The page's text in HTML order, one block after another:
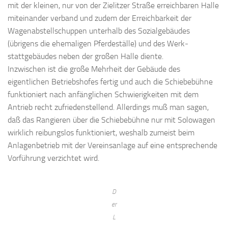
mit der kleinen, nur von der Zielitzer Straße erreichbaren Halle
mit­einander verband und zu­dem der Erreich­barkeit der
Wagen­abstell­schuppen unterhalb des Sozial­gebäudes
(übrigens die ehe­maligen Pferde­ställe) und des Werk­
stattgebäudes neben der großen Halle diente.
Inzwischen ist die große Mehr­heit der Gebäude des
eigentlichen Betriebshofes fertig und auch die Schiebe­bühne
funktioniert nach an­fänglichen Schwierigkeiten mit dem
Antrieb recht zu­frieden­stellend. Allerdings muß man sagen,
daß das Rangieren über die Schiebe­bühne nur mit Solo­wagen
wirklich reibungs­los funktioniert, weshalb zumeist beim
Anlagenbetrieb mit der Ver­eins­anlage auf eine entsprechende
Vor­führung verzichtet wird.
D
er
L